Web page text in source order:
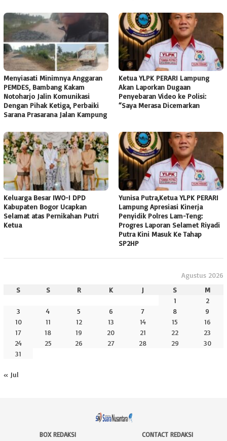
Menyiasati Minimnya Anggaran
PEMDES, Bambang Kakam
Notoharjo Jalin Komunikasi
Dengan Pihak Ketiga, Perbaiki
Sarana Prasarana Jalan Kampung
Ketua YLPK PERARI Lampung
Akan Laporkan Dugaan
Penyebaran Video ke Polisi:
“Saya Merasa Dicemarkan
Keluarga Besar IWO-I DPD
Kabupaten Bogor Ucapkan
Selamat atas Pernikahan Putri
Ketua
Yunisa Putra,Ketua YLPK PERARI
Lampung Apresiasi Kinerja
Penyidik Polres Lam-Teng:
Progres Laporan Selamet Riyadi
Putra Kini Masuk Ke Tahap
SP2HP
Agustus 2026
S
S R K J S
M
1
2
3
4 5 6 7 8
9
10
11 12 13 14 15
16
17
18 19 20 21 22
23
24
25 26 27 28 29
30
31
« Jul
BOX REDAKSI CONTACT REDAKSI